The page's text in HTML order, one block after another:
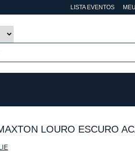
LISTA EVENTOS
LOURO ESCURO